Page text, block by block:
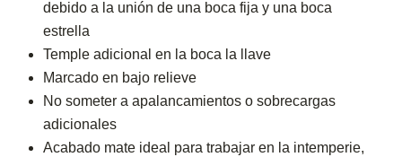
debido a la unión de una boca fija y una boca
estrella
Temple adicional en la boca la llave
Marcado en bajo relieve
No someter a apalancamientos o sobrecargas
adicionales
Acabado mate ideal para trabajar en la intemperie,